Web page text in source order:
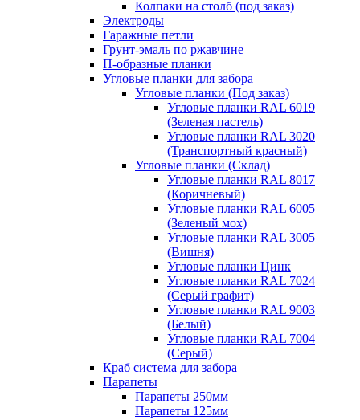
Колпаки на столб (под заказ)
Электроды
Гаражные петли
Грунт-эмаль по ржавчине
П-образные планки
Угловые планки для забора
Угловые планки (Под заказ)
Угловые планки RAL 6019
(Зеленая пастель)
Угловые планки RAL 3020
(Транспортный красный)
Угловые планки (Склад)
Угловые планки RAL 8017
(Коричневый)
Угловые планки RAL 6005
(Зеленый мох)
Угловые планки RAL 3005
(Вишня)
Угловые планки Цинк
Угловые планки RAL 7024
(Серый графит)
Угловые планки RAL 9003
(Белый)
Угловые планки RAL 7004
(Серый)
Краб система для забора
Парапеты
Парапеты 250мм
Парапеты 125мм